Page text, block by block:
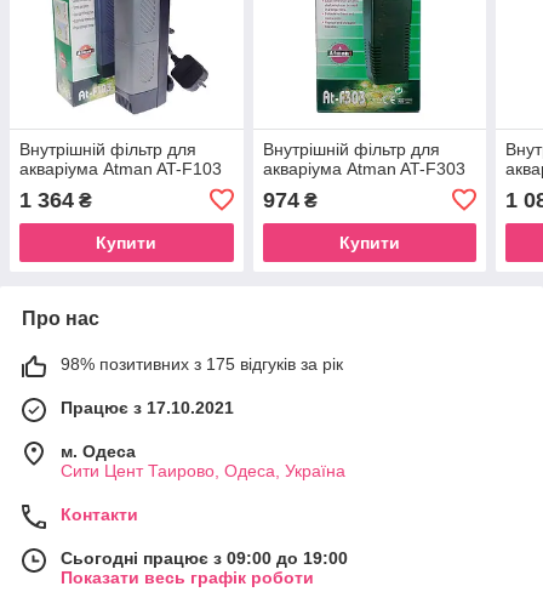
Внутрішній фільтр для
акваріума Atman AT-F103
1 364 ₴
Купити
Внутрішній фільтр для
акваріума Atman AT-F303
974₴
Купити
1
Про нас
98% позитивних з 175 відгуків за рік
Працює з 17.10.2021
м. Одеса
Сити Цент Таирово, Одеса, Україна
Контакти
Сьогодні працює з 09:00 до 19:00
Показати весь графік роботи